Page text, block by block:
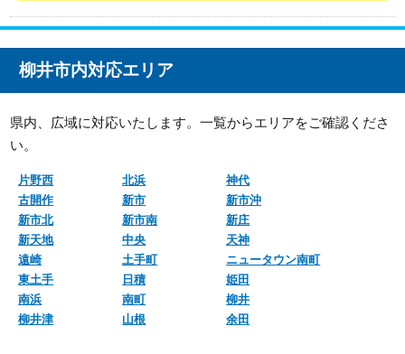
柳井市内対応エリア
県内、広域に対応いたします。一覧からエリアをご確認くださ
い。
片野西 北浜
神代
古開作
新市
新市沖
新市北
新市南
新庄
新天地
中央
天神
遠崎
土手町
ニュータウン南町
東土手
日積
姫田
南浜
南町
柳井
柳井津
山根 余田